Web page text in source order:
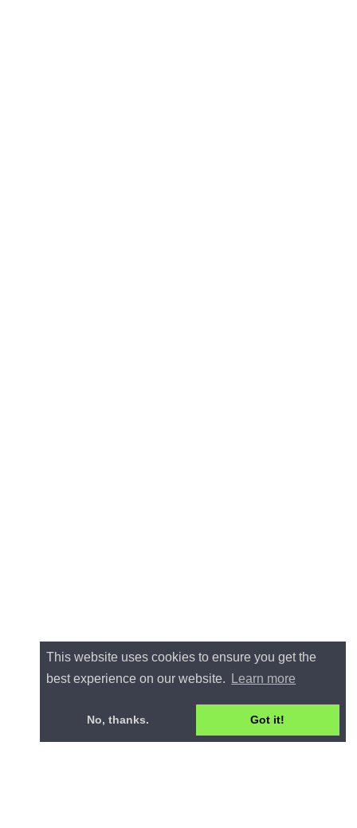
This website uses cookies to ensure you get the
best experience on our website.
Learn more
No, thanks. Got it!